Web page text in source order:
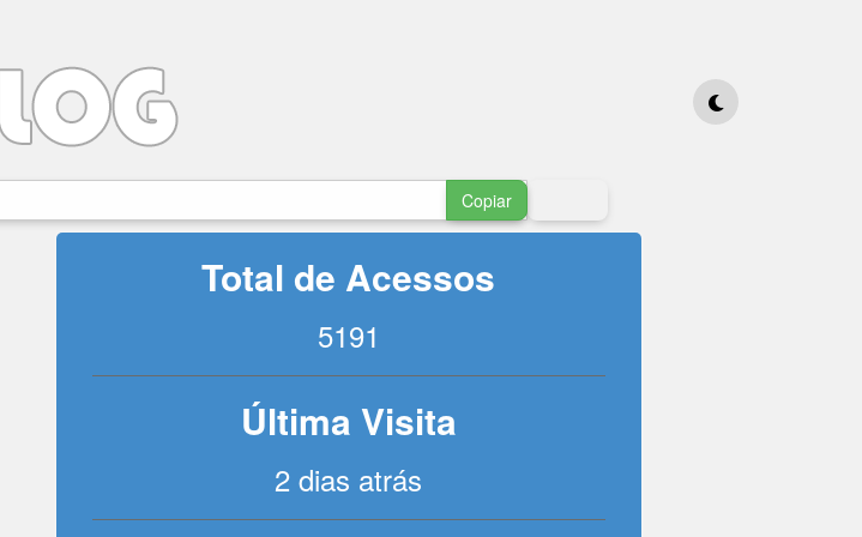
Copiar
Total de Acessos
5191
Última Visita
2 dias atrás